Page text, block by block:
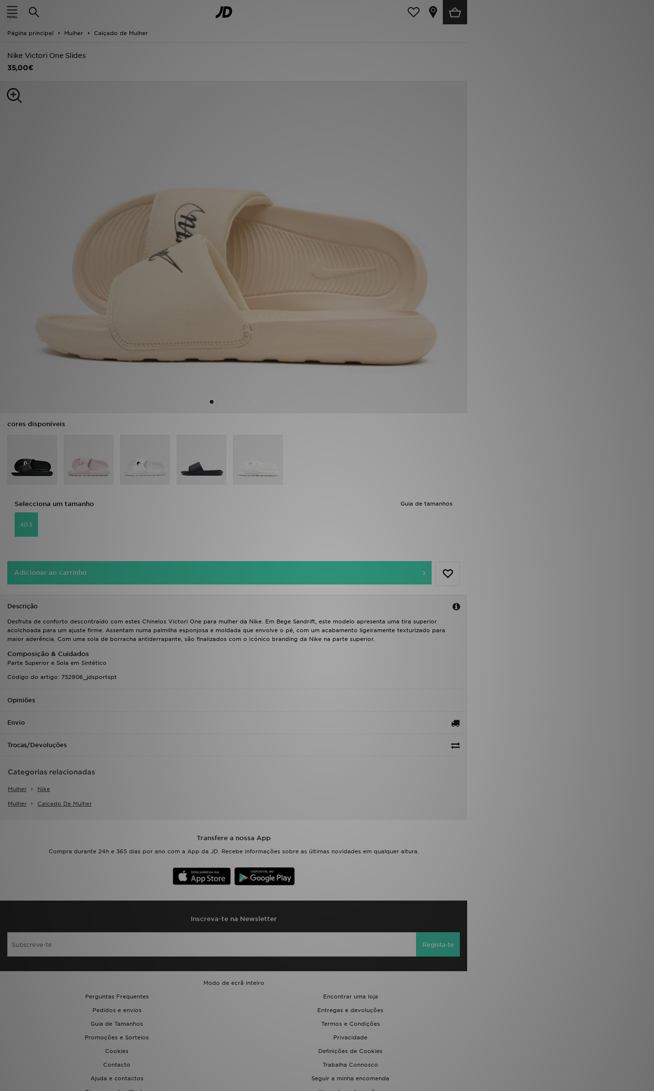
Página principal Mulher Calçado de Mulher
Nike Victori One Slides
35,00€
cores disponíveis
Guia de tamanhos
Selecciona um tamanho
40.5
Adicionar ao carrinho
Descrição
Desfruta de conforto descontraído com estes Chinelos Victori One para mulher da Nike. Em Bege Sandrift, este modelo apresenta uma tira superior
acolchoada para um ajuste firme. Assentam numa palmilha esponjosa e moldada que envolve o pé, com um acabamento ligeiramente texturizado para
maior aderência. Com uma sola de borracha antiderrapante, são finalizados com o icónico branding da Nike na parte superior.
Composição & Cuidados
Parte Superior e Sola em Sintético
Código do artigo: 752906_jdsportspt
Opiniões
Envio
Trocas/Devoluções
Categorias relacionadas
Mulher Nike
Mulher Calcado De Mulher
Transfere a nossa App
Compra durante 24h e 365 dias por ano com a App da JD. Recebe informações sobre as últimas novidades em qualquer altura.
Inscreva-te na Newsletter
Regista-te
Modo de ecrã inteiro
Perguntas Frequentes
Encontrar uma loja
Pedidos e envios
Entregas e devoluções
Guia de Tamanhos
Termos e Condições
Promoções e Sorteios
Privacidade
Cookies
Definições de Cookies
Contacto
Trabalha Connosco
Ajuda e contactos
Seguir a minha encomenda
INÍCIO
Promoções
MULHER
ESTADO DO TEU PEDIDO